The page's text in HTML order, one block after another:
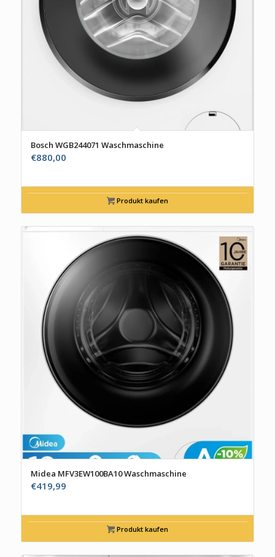
Bosch WGB244071 Waschmaschine
€880,00
Produkt kaufen
Midea MFV3EW100BA10 Waschmaschine
€419,99
Produkt kaufen